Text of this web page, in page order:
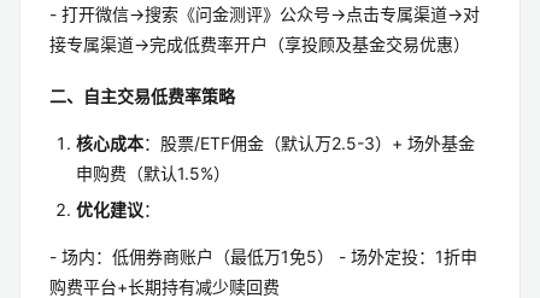
- 打开微信→搜索《问金测评》公众号→点击专属渠道→对
接专属渠道→完成低费率开户（享投顾及基金交易优惠）
二、自主交易低费率策略
核心成本：股票/ETF佣金（默认万2.5-3）+ 场外基金
申购费（默认1.5%）
优化建议：
- 场内：低佣券商账户（最低万1免5） - 场外定投：1折申
购费平台+长期持有减少赎回费